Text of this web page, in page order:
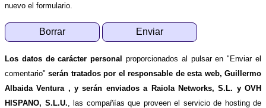
nuevo el formulario.
Los datos de carácter personal
proporcionados al pulsar en "Enviar el
comentario"serán tratados por el responsable de esta web, Guillermo
Albaida Ventura , y serán enviados a Raiola Networks, S.L. y OVH
HISPANO, S.L.U. , las compañías que proveen el servicio de hosting de